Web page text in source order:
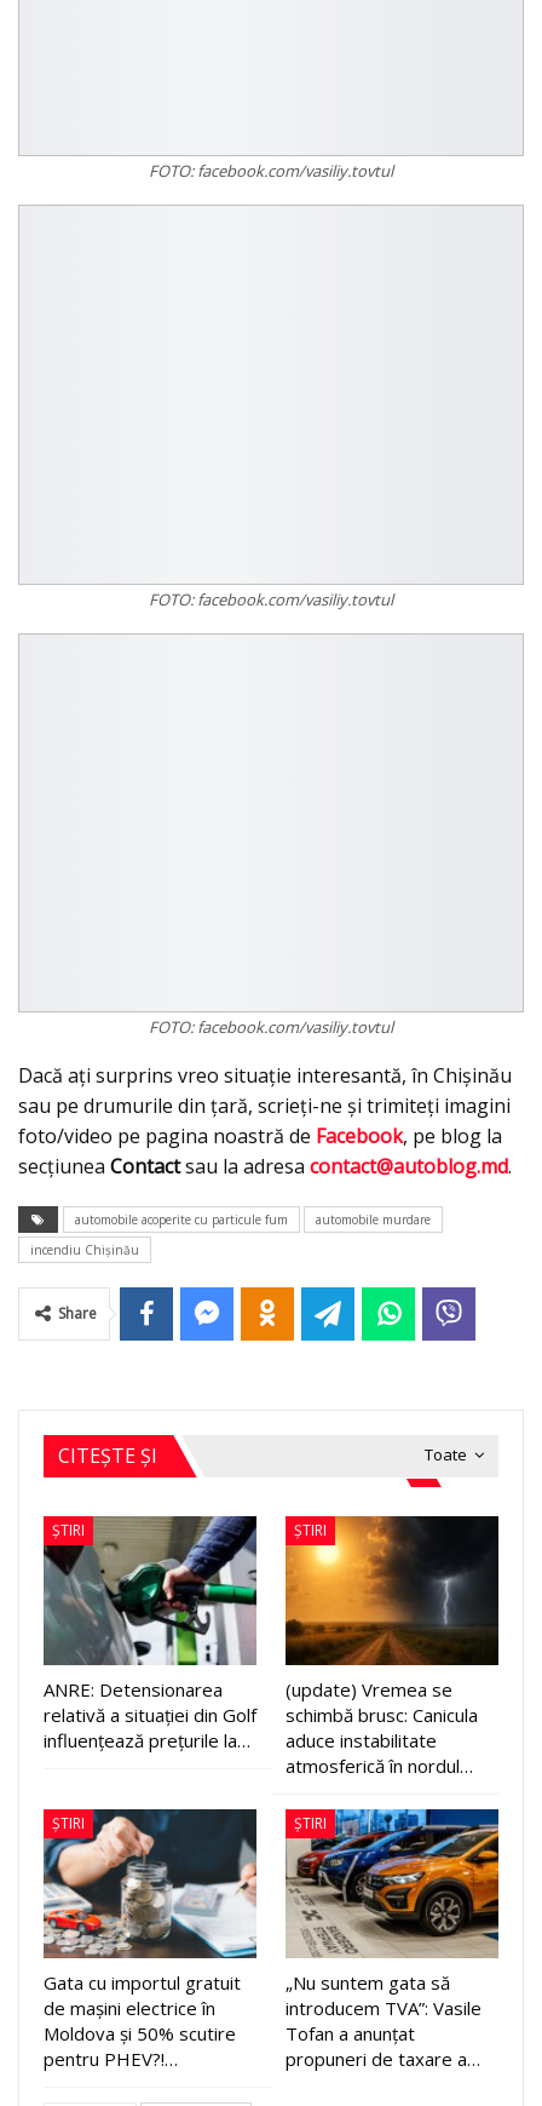
FOTO: facebook.com/vasiliy.tovtul
FOTO: facebook.com/vasiliy.tovtul
FOTO: facebook.com/vasiliy.tovtul
Dacă aţi surprins vreo situaţie interesantă, în Chişinău
sau pe drumurile din ţară, scrieţi-ne şi trimiteţi imagini
foto/video pe pagina noastră de Facebook, pe blog la
secţiunea Contactsau la adresa contact@autoblog.md.
automobile acoperite cu particule fum
automobile murdare
incendiu Chişinău
Share
Toate
CITEȘTE ȘI
ȘTIRI
ANRE: Detensionarea
relativă a situației din Golf
influențează prețurile la…
ȘTIRI
(update) Vremea se
schimbă brusc: Canicula
aduce instabilitate
atmosferică în nordul…
ȘTIRI
Gata cu importul gratuit
de mașini electrice în
Moldova și 50% scutire
pentru PHEV?!…
ȘTIRI
„Nu suntem gata să
introducem TVA”: Vasile
Tofan a anunțat
propuneri de taxare a…